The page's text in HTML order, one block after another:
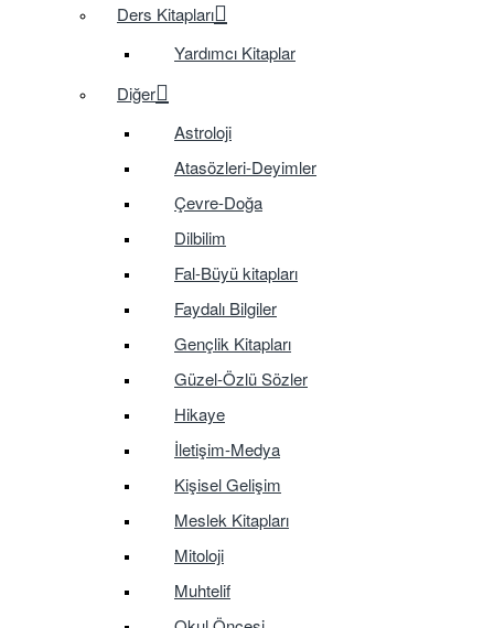
Ders Kitapları
Yardımcı Kitaplar
Diğer
Astroloji
Atasözleri-Deyimler
Çevre-Doğa
Dilbilim
Fal-Büyü kitapları
Faydalı Bilgiler
Gençlik Kitapları
Güzel-Özlü Sözler
Hikaye
İletişim-Medya
Kişisel Gelişim
Meslek Kitapları
Mitoloji
Muhtelif